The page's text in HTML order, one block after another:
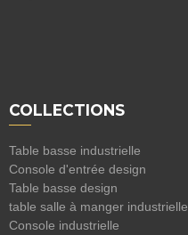
COLLECTIONS
Table basse industrielle
Console d'entrée design
Table basse design
table salle à manger industrielle
Console industrielle